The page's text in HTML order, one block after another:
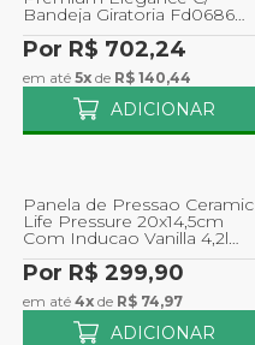
Bandeja Giratoria Fd0686
Ferimte
Por R$ 702,24
em até 5x de R$ 140,44
ADICIONAR
Panela de Pressao Ceramic
Life Pressure 20x14,5cm
Com Inducao Vanilla 4,2l
Brinox
Por R$ 299,90
em até 4x de R$ 74,97
ADICIONAR